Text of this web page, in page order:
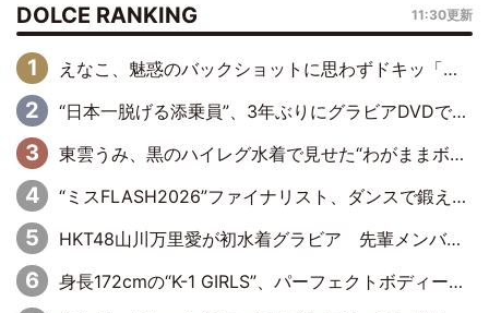
DOLCE RANKING 11:30更新
えなこ、魅惑のバックショットに思わずドキッ「世界最高レベルの美しさ」「クールビューティーで良き」「ポーズも表情も完璧」
“日本一脱げる添乗員”、3年ぶりにグラビアDVDで復活 31歳の艶やかな表情がさえわたる
東雲うみ、黒のハイレグ水着で見せた“わがままボディ”がたまらない「うみちゃんカワイイ」「全てがステキな女神さま」「魅力的です」
“ミスFLASH2026”ファイナリスト、ダンスで鍛え上げた健康的な美ボディー披露
HKT48山川万里愛が初水着グラビア 先輩メンバーも思わず“ガン見”した新たな魅力
身長172cmの“K-1 GIRLS”、パーフェクトボディーでグラビアDVDデビュー